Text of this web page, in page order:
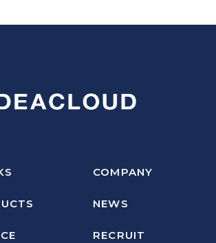
COMPANY
NEWS
RECRUIT